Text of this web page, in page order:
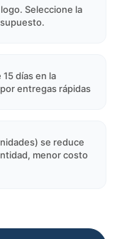
Seleccione la
días en la
entregas rápidas
se reduce
menor costo